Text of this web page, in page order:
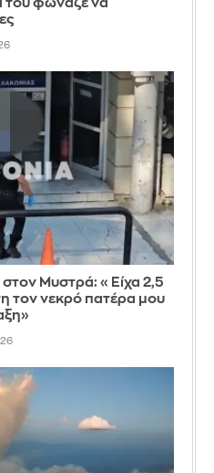
του φώναζε να
στον Μυστρά: «Είχα 2,5
τον νεκρό πατέρα μου